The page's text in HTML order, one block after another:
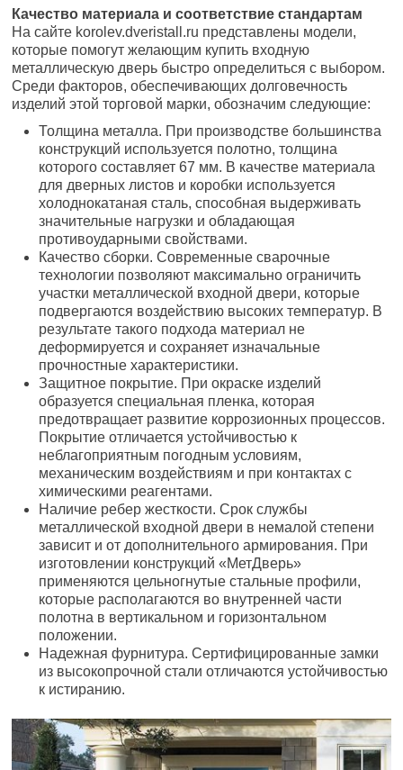
Качество материала и соответствие стандартам
На сайте korolev.dveristall.ru представлены модели,
которые помогут желающим купить входную
металлическую дверь быстро определиться с выбором.
Среди факторов, обеспечивающих долговечность
изделий этой торговой марки, обозначим следующие:
Толщина металла. При производстве большинства
конструкций используется полотно, толщина
которого составляет 67 мм. В качестве материала
для дверных листов и коробки используется
холоднокатаная сталь, способная выдерживать
значительные нагрузки и обладающая
противоударными свойствами.
Качество сборки. Современные сварочные
технологии позволяют максимально ограничить
участки металлической входной двери, которые
подвергаются воздействию высоких температур. В
результате такого подхода материал не
деформируется и сохраняет изначальные
прочностные характеристики.
Защитное покрытие. При окраске изделий
образуется специальная пленка, которая
предотвращает развитие коррозионных процессов.
Покрытие отличается устойчивостью к
неблагоприятным погодным условиям,
механическим воздействиям и при контактах с
химическими реагентами.
Наличие ребер жесткости. Срок службы
металлической входной двери в немалой степени
зависит и от дополнительного армирования. При
изготовлении конструкций «МетДверь»
применяются цельногнутые стальные профили,
которые располагаются во внутренней части
полотна в вертикальном и горизонтальном
положении.
Надежная фурнитура. Сертифицированные замки
из высокопрочной стали отличаются устойчивостью
к истиранию.